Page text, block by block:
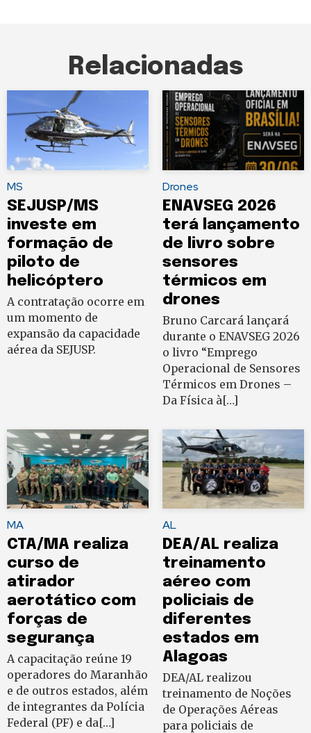
Relacionadas
MS
SEJUSP/MS
investe em
formação de
piloto de
helicóptero
A contratação ocorre em
um momento de
expansão da capacidade
aérea da SEJUSP.
Drones
ENAVSEG 2026
terá lançamento
de livro sobre
sensores
térmicos em
drones
Bruno Carcará lançará
durante o ENAVSEG 2026
o livro “Emprego
Operacional de Sensores
Térmicos em Drones –
Da Física à[…]
MA
CTA/MA realiza
curso de
atirador
aerotático com
forças de
segurança
A capacitação reúne 19
operadores do Maranhão
e de outros estados, além
de integrantes da Polícia
Federal (PF) e da[…]
AL
DEA/AL realiza
treinamento
aéreo com
policiais de
diferentes
estados em
Alagoas
DEA/AL realizou
treinamento de Noções
de Operações Aéreas
para policiais de